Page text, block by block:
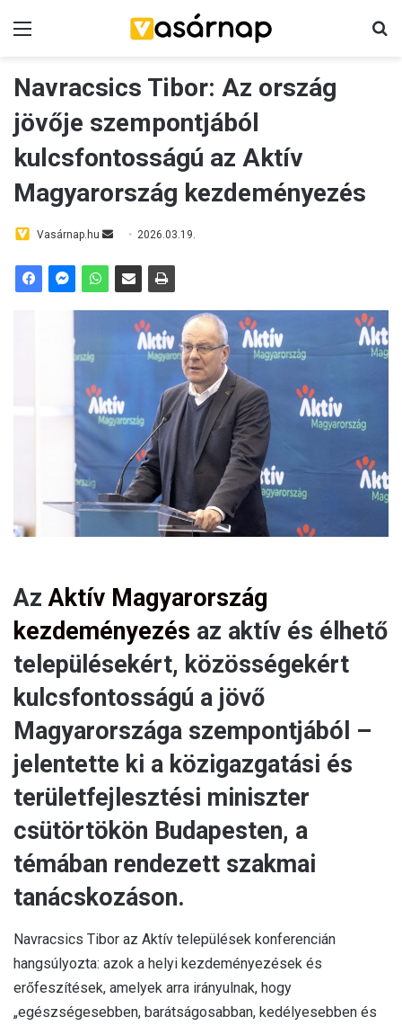
Navracsics Tibor: Az ország
jövője szempontjából
kulcsfontosságú az Aktív
Magyarország kezdeményezés
Vasárnap.hu
a
i
2026.03.19.
AzAktív Magyarország
kezdeményezés az aktív és élhető
településekért, közösségekért
kulcsfontosságú a jövő
Magyarországa szempontjából –
jelentette ki a közigazgatási és
területfejlesztési miniszter
csütörtökön Budapesten, a
témában rendezett szakmai
tanácskozáson.
Navracsics Tibor az Aktív települések konferencián
hangsúlyozta: azok a helyi kezdeményezések és
erőfeszítések, amelyek arra irányulnak, hogy
„egészségesebben, barátságosabban, kedélyesebben és